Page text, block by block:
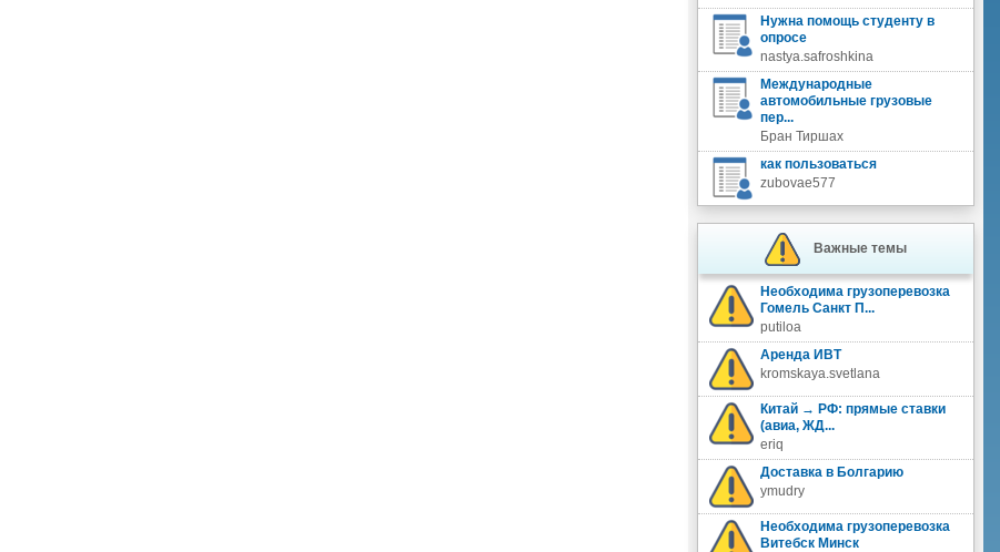
Нужна помощь студенту в
опросе
nastya.safroshkina
Международные
автомобильные грузовые
пер...
Бран Тиршах
как пользоваться
zubovae577
Важные темы
Необходима грузоперевозка
Гомель Санкт П...
putiloa
Аренда ИВТ
kromskaya.svetlana
Китай → РФ: прямые ставки
(авиа, ЖД...
eriq
Доставка в Болгарию
ymudry
Необходима грузоперевозка
Витебск Минск